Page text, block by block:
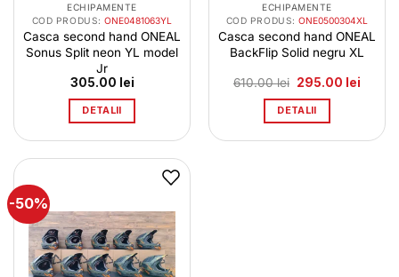
ECHIPAMENTE
COD PRODUS:ONE0481063YL
Casca second hand ONEAL
Sonus Split neon YL model
Jr
305.00 lei
DETALII
ECHIPAMENTE
COD PRODUS:ONE0500304XL
Casca second hand ONEAL
BackFlip Solid negru XL
610.00lei Prețul
a
fost:
610.00 lei.
295.00 lei
DETALII
-50%